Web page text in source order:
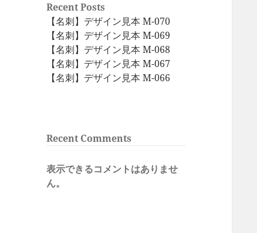
Recent Posts
【名刺】デザイン見本 M-070
【名刺】デザイン見本 M-069
【名刺】デザイン見本 M-068
【名刺】デザイン見本 M-067
【名刺】デザイン見本 M-066
Recent Comments
表示できるコメントはありませ
ん。